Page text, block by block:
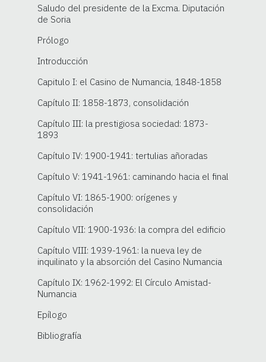
Saludo del presidente de la Excma. Diputación
de Soria
Prólogo
Introducción
Capitulo I: el Casino de Numancia, 1848-1858
Capítulo II: 1858-1873, consolidación
Capítulo III: la prestigiosa sociedad: 1873-
1893
Capítulo IV: 1900-1941: tertulias añoradas
Capítulo V: 1941-1961: caminando hacia el final
Capítulo VI: 1865-1900: orígenes y
consolidación
Capítulo VII: 1900-1936: la compra del edificio
Capítulo VIII: 1939-1961: la nueva ley de
inquilinato y la absorción del Casino Numancia
Capítulo IX: 1962-1992: El Círculo Amistad-
Numancia
Epílogo
Bibliografía